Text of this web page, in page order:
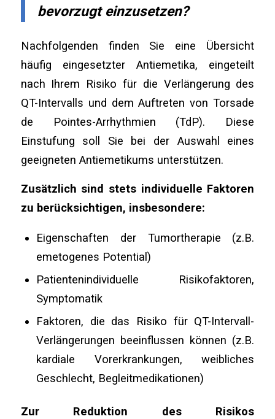
bevorzugt einzusetzen?
Nachfolgenden finden Sie eine Übersicht
häufig eingesetzter Antiemetika, eingeteilt
nach Ihrem Risiko für die Verlängerung des
QT-Intervalls und dem Auftreten von Torsade
de Pointes-Arrhythmien (TdP). Diese
Einstufung soll Sie bei der Auswahl eines
geeigneten Antiemetikums unterstützen.
Zusätzlich sind stets individuelle Faktoren
zu berücksichtigen, insbesondere:
Eigenschaften der Tumortherapie (z.B.
emetogenes Potential)
Patientenindividuelle Risikofaktoren,
Symptomatik
Faktoren, die das Risiko für QT-Intervall-
Verlängerungen beeinflussen können (z.B.
kardiale Vorerkrankungen, weibliches
Geschlecht, Begleitmedikationen)
Zur Reduktion des Risikos